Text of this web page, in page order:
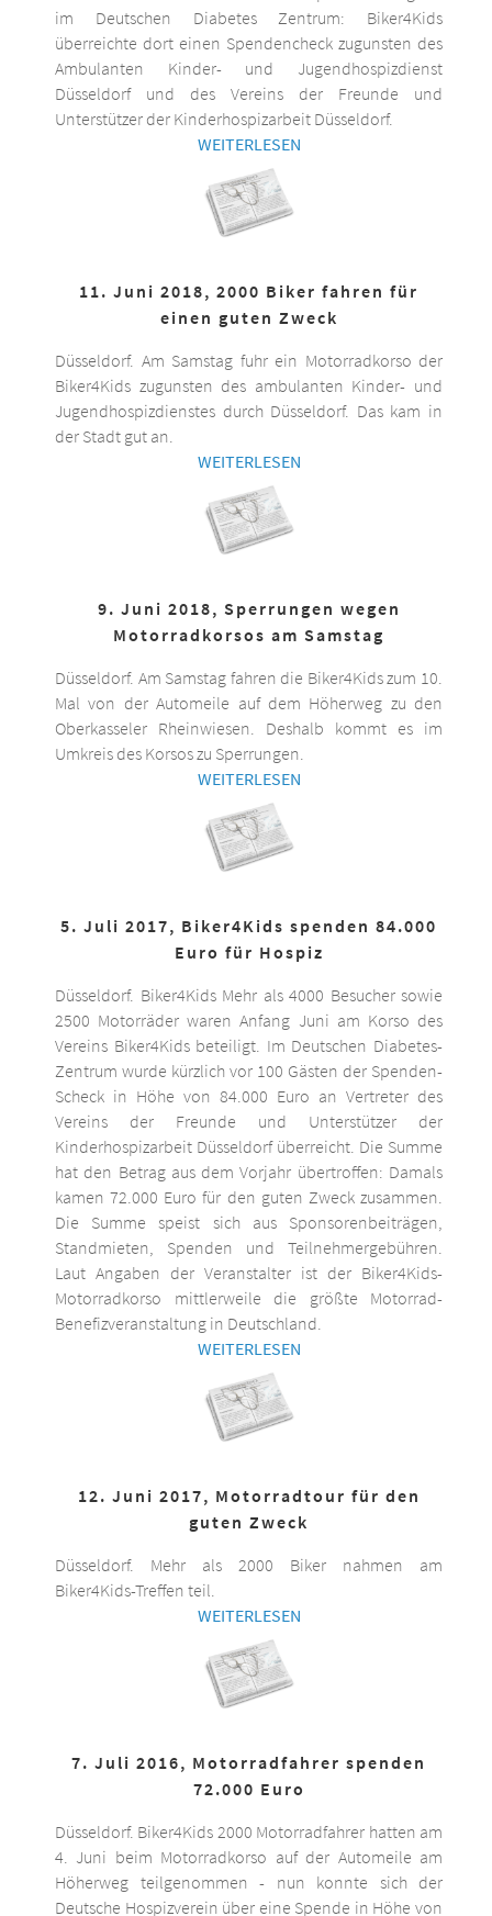
im Deutschen Diabetes Zentrum: Biker4Kids
überreichte dort einen Spendencheck zugunsten des
Ambulanten Kinder- und Jugendhospizdienst
Düsseldorf und des Vereins der Freunde und
Unterstützer der Kinderhospizarbeit Düsseldorf.
WEITERLESEN
11. Juni 2018, 2000 Biker fahren für
einen guten Zweck
Düsseldorf. Am Samstag fuhr ein Motorradkorso der
Biker4Kids zugunsten des ambulanten Kinder- und
Jugendhospizdienstes durch Düsseldorf. Das kam in
der Stadt gut an.
WEITERLESEN
9. Juni 2018, Sperrungen wegen
Motorradkorsos am Samstag
Düsseldorf. Am Samstag fahren die Biker4Kids zum 10.
Mal von der Automeile auf dem Höherweg zu den
Oberkasseler Rheinwiesen. Deshalb kommt es im
Umkreis des Korsos zu Sperrungen.
WEITERLESEN
5. Juli 2017, Biker4Kids spenden 84.000
Euro für Hospiz
Düsseldorf. Biker4Kids Mehr als 4000 Besucher sowie
2500 Motorräder waren Anfang Juni am Korso des
Vereins Biker4Kids beteiligt. Im Deutschen Diabetes-
Zentrum wurde kürzlich vor 100 Gästen der Spenden-
Scheck in Höhe von 84.000 Euro an Vertreter des
Vereins der Freunde und Unterstützer der
Kinderhospizarbeit Düsseldorf überreicht. Die Summe
hat den Betrag aus dem Vorjahr übertroffen: Damals
kamen 72.000 Euro für den guten Zweck zusammen.
Die Summe speist sich aus Sponsorenbeiträgen,
Standmieten, Spenden und Teilnehmergebühren.
Laut Angaben der Veranstalter ist der Biker4Kids-
Motorradkorso mittlerweile die größte Motorrad-
Benefizveranstaltung in Deutschland.
WEITERLESEN
12. Juni 2017, Motorradtour für den
guten Zweck
Düsseldorf. Mehr als 2000 Biker nahmen am
Biker4Kids-Treffen teil.
WEITERLESEN
7. Juli 2016, Motorradfahrer spenden
72.000 Euro
Düsseldorf. Biker4Kids 2000 Motorradfahrer hatten am
4. Juni beim Motorradkorso auf der Automeile am
Höherweg teilgenommen - nun konnte sich der
Deutsche Hospizverein über eine Spende in Höhe von